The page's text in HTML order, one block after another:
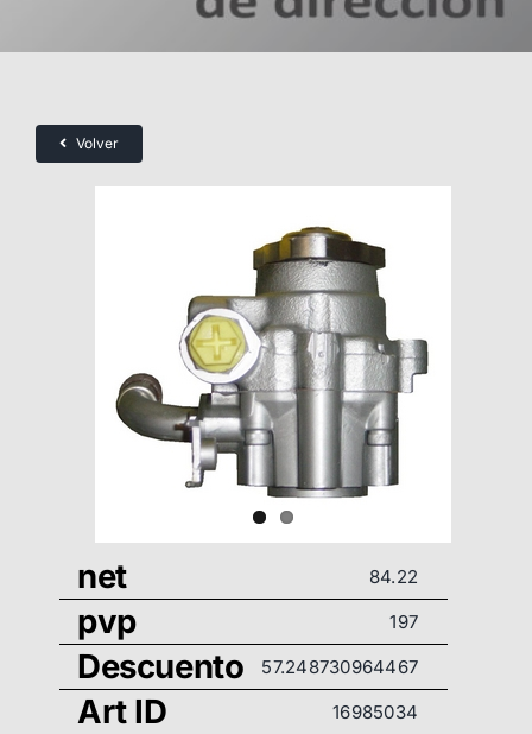
Volver
net 84.22
pvp 197
Descuento 57.248730964467
Art ID 16985034